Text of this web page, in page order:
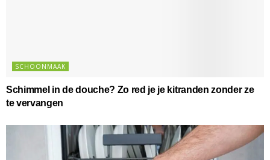
SCHOONMAAK
Schimmel in de douche? Zo red je je kitranden zonder ze
te vervangen